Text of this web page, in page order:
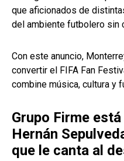
que aficionados de
del ambiente futbolero sin
Con este anuncio,
convertir el FIFA Fan
combine música, cultura y
Grupo Firme
Hernán
que le canta al